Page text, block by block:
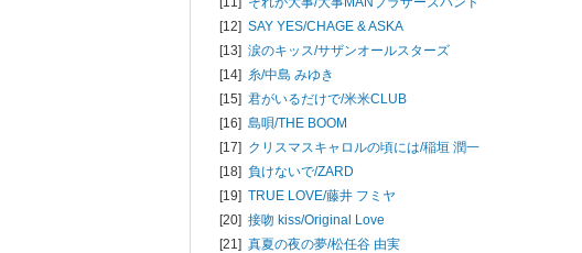
[12] SAY YES/CHAGE & ASKA
[13] 涙のキッス/サザンオールスターズ
[14] 糸/中島 みゆき
[15] 君がいるだけで/米米CLUB
[16] 島唄/THE BOOM
[17] クリスマスキャロルの頃には/稲垣 潤一
[18] 負けないで/ZARD
[19] TRUE LOVE/藤井 フミヤ
[20] 接吻 kiss/Original Love
[21] 真夏の夜の夢/松任谷 由実